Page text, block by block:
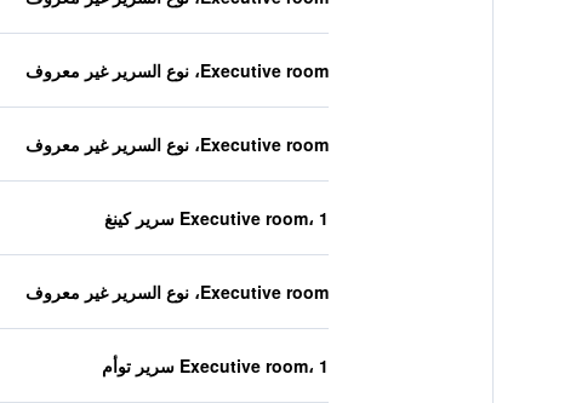
Executive room، نوع السرير غير معروف
Executive room، نوع السرير غير معروف
Executive room، 1 سرير كينغ
Executive room، نوع السرير غير معروف
Executive room، 1 سرير توأم